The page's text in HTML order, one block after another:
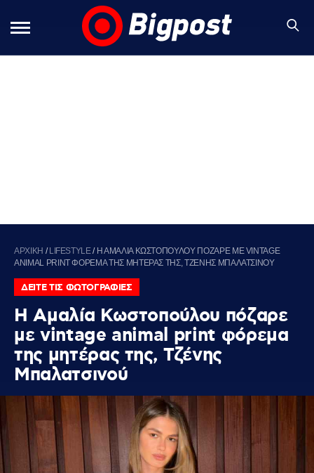
ΑΡΧΙΚΗ / LIFESTYLE/ Η ΑΜΑΛΙΑ ΚΩΣΤΟΠΟΥΛΟΥ ΠΟΖΑΡΕ ΜΕ VINTAGE
ANIMAL PRINT ΦΟΡΕΜΑ ΤΗΣ ΜΗΤΕΡΑΣ ΤΗΣ, ΤΖΕΝΗΣ ΜΠΑΛΑΤΣΙΝΟΥ
ΔΕΙΤΕ ΤΙΣ ΦΩΤΟΓΡΑΦΙΕΣ
Η Αμαλία Κωστοπούλου πόζαρε
με vintage animal print φόρεμα
της μητέρας της, Τζένης
Μπαλατσινού